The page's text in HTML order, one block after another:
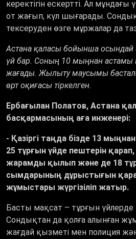
керектігін ескертті. Ал мұндағы
от жағып, күл шығарады.
тексеруден өзге мұржалар да
Астана қаласы бойынша
үй бар. Соның 10 мыңнан астамы
жағады. Жылыту маусымы
өрт оқиғасы тіркелген.
Ербағылан Полатов, Астана
басқармасының аға инженері:
- Қазіргі таңда бізде 13
25 тұрғын үйде пештерін
жарамды қылып және де 18
сымдарының дұрыстығын
жұмыстары жүргізіліп жатыр.
Басты мақсат – тұрғын үйлерде
Сондықтан да қолға алынған
жағдай қызметі мен полиция